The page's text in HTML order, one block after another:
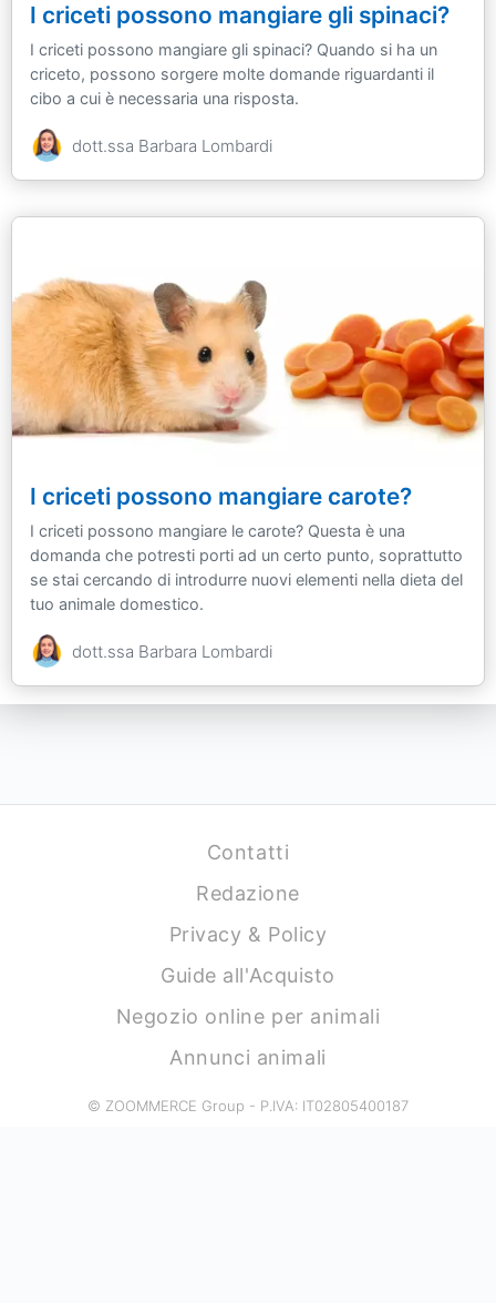
I criceti possono mangiare gli spinaci?
I criceti possono mangiare gli spinaci? Quando si ha un
criceto, possono sorgere molte domande riguardanti il
cibo a cui è necessaria una risposta.
dott.ssa Barbara Lombardi
I criceti possono mangiare carote?
I criceti possono mangiare le carote? Questa è una
domanda che potresti porti ad un certo punto, soprattutto
se stai cercando di introdurre nuovi elementi nella dieta del
tuo animale domestico.
dott.ssa Barbara Lombardi
Contatti
Redazione
Privacy & Policy
Guide all'Acquisto
Negozio online per animali
Annunci animali
© ZOOMMERCE Group - P.IVA: IT02805400187